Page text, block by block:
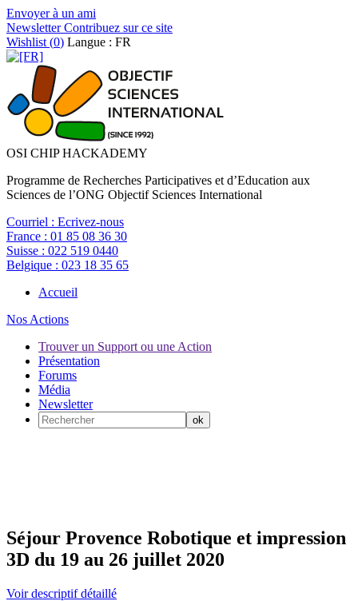
Envoyer à un ami
NewsletterContribuez sur ce site
Wishlist (0) Langue : FR
OSI CHIP HACKADEMY
Programme de Recherches Participatives et d’Education aux
Sciences de l’ONG Objectif Sciences International
Courriel : Ecrivez-nous
France : 01 85 08 36 30
Suisse : 022 519 0440
Belgique : 023 18 35 65
Accueil
Nos Actions
Trouver un Support ou une Action
Présentation
Forums
Média
Newsletter
Séjour Provence Robotique et impression
3D du 19 au 26 juillet 2020
Voir descriptif détaillé